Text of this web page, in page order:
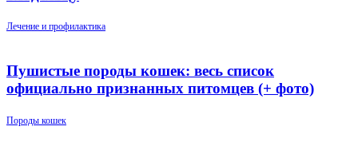
Лечение и профилактика
Пушистые породы кошек: весь список
официально признанных питомцев (+ фото)
Породы кошек